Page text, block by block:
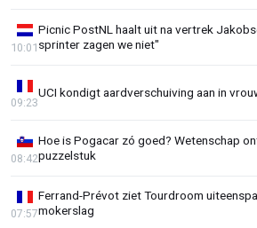
Picnic PostNL haalt uit na vertrek
sprinter zagen we niet"
10:01
UCI kondigt aardverschuiving aan in
09:23
Hoe is Pogacar zó goed? Wetenschap
puzzelstuk
08:42
Ferrand-Prévot ziet Tourdroom
mokerslag
07:57